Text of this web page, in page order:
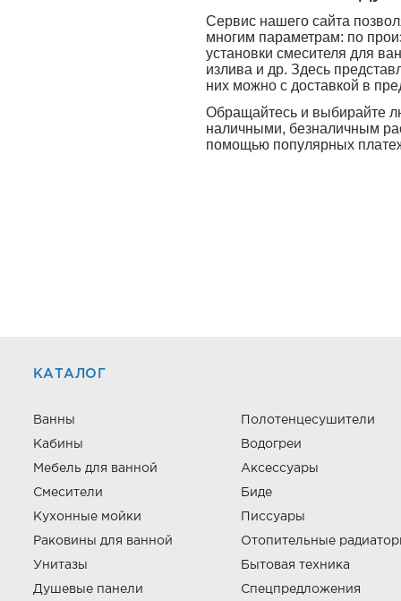
Сервис нашего сайта
многим параметрам: по
установки смесителя для
излива и др. Здесь
них можно с доставкой в
Обращайтесь и выбирайте
наличными, безналичным
помощью популярных
КАТАЛОГ
Ванны
Кабины
Мебель для ванной
Смесители
Кухонные мойки
Раковины для ванной
Унитазы
Душевые панели
Полотенцесушители
Водогреи
Аксессуары
Биде
Писсуары
Отопительные
Бытовая техника
Спецпредложения